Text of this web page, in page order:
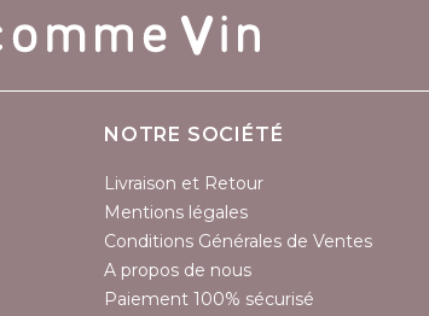
NOTRE SOCIÉTÉ
Livraison et Retour
Mentions légales
Conditions Générales de Ventes
A propos de nous
Paiement 100% sécurisé